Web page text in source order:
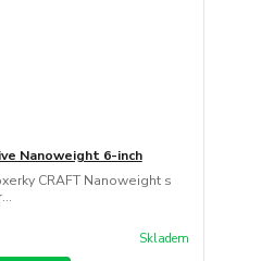
Nanoweight 6-inch
CRAFT Nanoweight s
Skladem